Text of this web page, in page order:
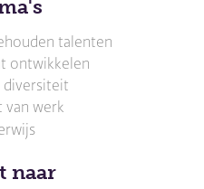
talenten
ontwikkelen
van werk
naar